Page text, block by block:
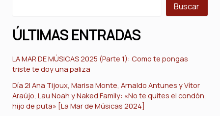
Buscar
ÚLTIMAS ENTRADAS
LA MAR DE MÚSICAS 2025 (Parte 1): Como te pongas
triste te doy una paliza
Día 2| Ana Tijoux, Marisa Monte, Arnaldo Antunes y Vítor
Araújo, Lau Noah y Naked Family: «No te quites el condón,
hijo de puta» [La Mar de Músicas 2024]